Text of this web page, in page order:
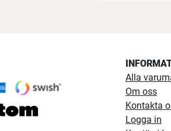
Alla
Om oss
Kontakta
Logga in